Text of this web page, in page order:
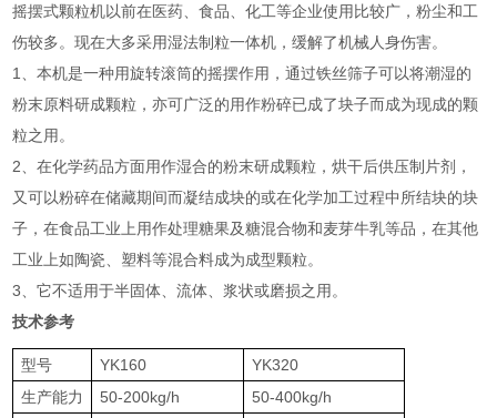
摇摆式颗粒机以前在医药、食品、化工等企业使用比较广，粉尘和工
伤较多。现在大多采用湿法制粒一体机，缓解了机械人身伤害。
1、本机是一种用旋转滚筒的摇摆作用，通过铁丝筛子可以将潮湿的
粉末原料研成颗粒，亦可广泛的用作粉碎已成了块子而成为现成的颗
粒之用。
2、在化学药品方面用作湿合的粉末研成颗粒，烘干后供压制片剂，
又可以粉碎在储藏期间而凝结成块的或在化学加工过程中所结块的块
子，在食品工业上用作处理糖果及糖混合物和麦芽牛乳等品，在其他
工业上如陶瓷、塑料等混合料成为成型颗粒。
3、它不适用于半固体、流体、浆状或磨损之用。
技术参考
型号 YK160
YK320
生产能力
50-200kg/h
50-400kg/h